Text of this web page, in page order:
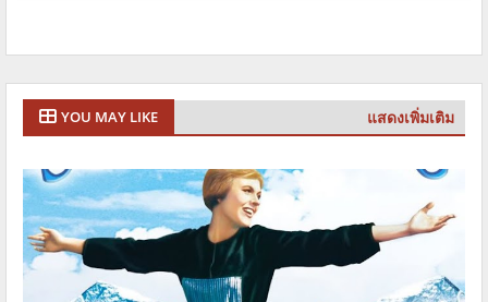
YOU MAY LIKE แสดงเพิ่มเติม